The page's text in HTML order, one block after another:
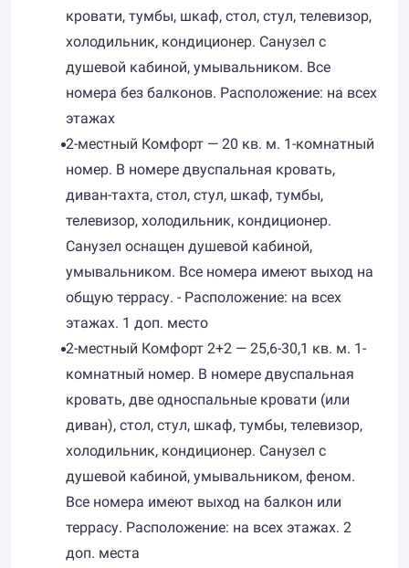
кровати, тумбы, шкаф, стол, стул, телевизор,
холодильник, кондиционер. Санузел c
душевой кабиной, умывальником. Все
номера без балконов. Расположение: на всех
этажах
2-местный Комфорт — 20 кв. м. 1-комнатный
номер. В номере двуспальная кровать,
диван-тахта, стол, стул, шкаф, тумбы,
телевизор, холодильник, кондиционер.
Санузел оснащен душевой кабиной,
умывальником. Все номера имеют выход на
общую террасу. - Расположение: на всех
этажах. 1 доп. место
2-местный Комфорт 2+2 — 25,6-30,1 кв. м. 1-
комнатный номер. В номере двуспальная
кровать, две односпальные кровати (или
диван), стол, стул, шкаф, тумбы, телевизор,
холодильник, кондиционер. Санузел с
душевой кабиной, умывальником, феном.
Все номера имеют выход на балкон или
террасу. Расположение: на всех этажах. 2
доп. места